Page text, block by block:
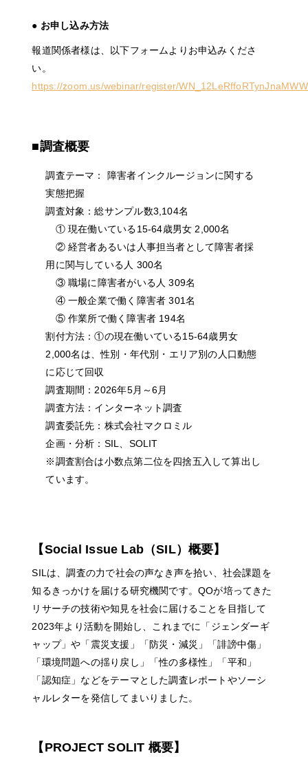
● お申し込み方法
報道関係者様は、以下フォームよりお申込みくださ
い。
https://zoom.us/webinar/register/
■調査概要
調査テーマ：
障害者インクルージョンに関する
実態把握
調査対象：総サンプル数3,104名
① 現在働いている15-64歳男女 2,000名
② 経営者あるいは人事担当者として障害者採
用に関与している人 300名
③ 職場に障害者がいる人 309名
④ 一般企業で働く障害者 301名
⑤ 作業所で働く障害者 194名
割付方法：①の現在働いている15-64歳男女
2,000名は、性別・年代別・エリア別の人口動態
に応じて回収
調査期間：2026年5月～6月
調査方法： インターネット調査
調査委託先： 株式会社マクロミル
企画・分析： SIL、SOLIT
※調査割合は小数点第二位を四捨五入して算出し
ています。
【Social Issue Lab（SIL）概要】
SILは、調査の力で社会の声なき声を拾い、社会課題を
知るきっかけを届ける研究機関です。QOが培ってきた
リサーチの技術や知見を社会に届けることを目指して
2023年より活動を開始し、これまでに「ジェンダーギ
ャップ」や「震災支援」「防災・減災」「誹謗中傷」
「環境問題への揺り戻し」「性の多様性」「平和」
「認知症」などをテーマとした調査レポートやソーシ
ャルレターを発信してまいりました。
【PROJECT SOLIT 概要】